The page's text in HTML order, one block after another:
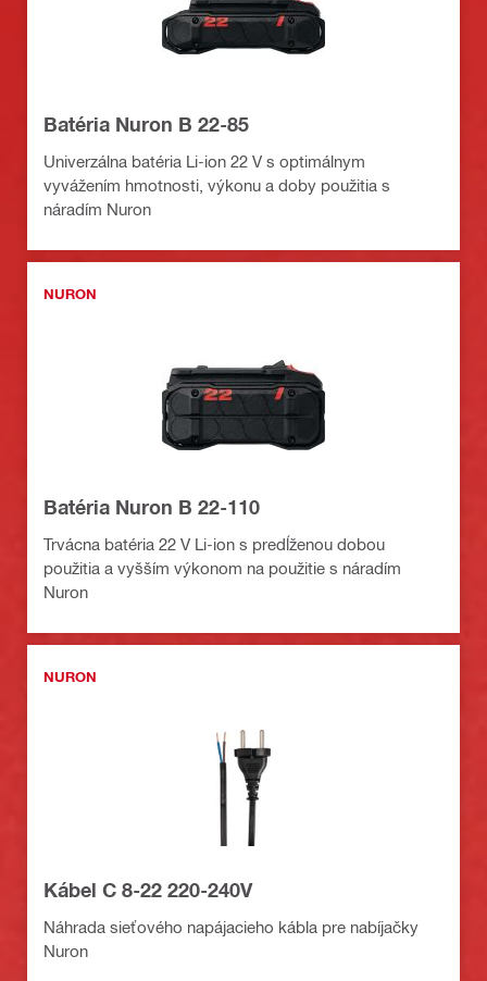
Batéria Nuron B 22-85
Univerzálna batéria Li-ion 22 V s optimálnym
vyvážením hmotnosti, výkonu a doby použitia s
náradím Nuron
NURON
Batéria Nuron B 22-110
Trvácna batéria 22 V Li-ion s predĺženou dobou
použitia a vyšším výkonom na použitie s náradím
Nuron
NURON
Kábel C 8-22 220-240V
Náhrada sieťového napájacieho kábla pre nabíjačky
Nuron